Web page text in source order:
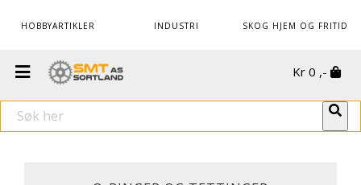
HOBBYARTIKLER INDUSTRI SKOG HJEM OG FRITID
Kr 0 ,-